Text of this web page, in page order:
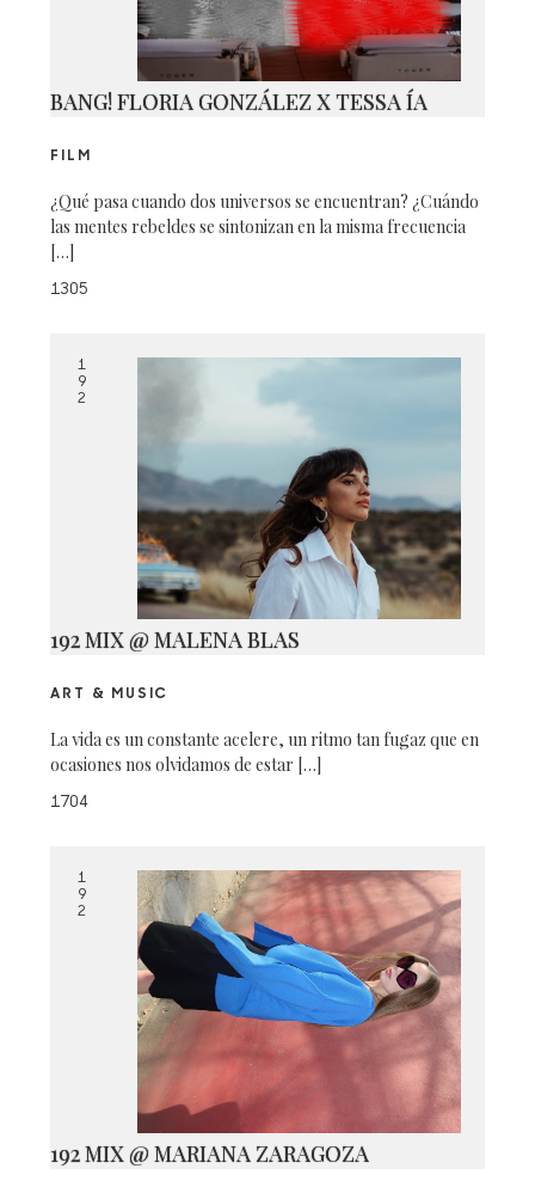
BANG! FLORIA GONZÁLEZ X TESSA ÍA
FILM
¿Qué pasa cuando dos universos se encuentran? ¿Cuándo
las mentes rebeldes se sintonizan en la misma frecuencia
[…]
1305
1
9
2
192 MIX @ MALENA BLAS
ART & MUSIC
La vida es un constante acelere, un ritmo tan fugaz que en
ocasiones nos olvidamos de estar […]
1704
1
9
2
192 MIX @ MARIANA ZARAGOZA